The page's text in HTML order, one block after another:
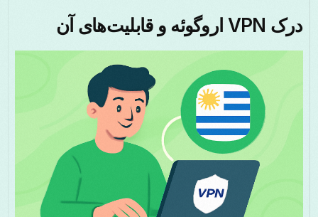
درک VPN اروگوئه و قابلیت‌های آن